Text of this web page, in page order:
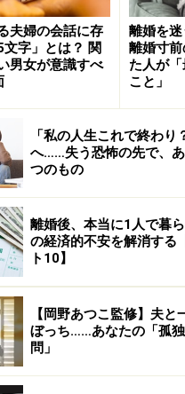
ありません。この危機を
対しても「感謝を言語化」
じたひずみを直視すること
た老後」が確定すること
た再定義のために何をす
は動画で詳しく語られてい
夫婦の会話に存
字」とは？ 関
男女が意識すべ
離婚を
離婚寸
た人が
こと」
「私の人生これで終わ
へ……失う恐怖の先で、
つのもの
離婚後、本当に1人で暮
の経済的不安を解消する
ト10】
【岡野あつこ監修】夫と
ぼっち……あなたの「孤
問」